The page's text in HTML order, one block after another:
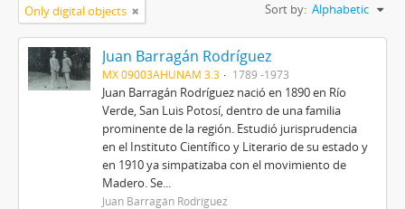
Only digital objects Sort by: Alphabetic
Juan Barragán Rodríguez
MX 09003AHUNAM 3.3 1789 -1973
Juan Barragán Rodríguez nació en 1890 en Río
Verde, San Luis Potosí, dentro de una familia
prominente de la región. Estudió jurisprudencia
en el Instituto Científico y Literario de su estado y
en 1910 ya simpatizaba con el movimiento de
Madero. Se...
Juan Barragán Rodríguez